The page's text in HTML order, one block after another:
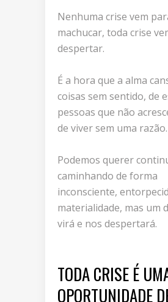
Nenhuma crise vem
machucar, toda crise
despertar.
É a hora que a alma
coisas sem sentido, de
pessoas que não
de viver sem uma razão.
Podemos querer
caminhando de forma
inconsciente,
materialidade, mas um
virá e nos despertará.
TODA CRISE É
OPORTUNIDADE